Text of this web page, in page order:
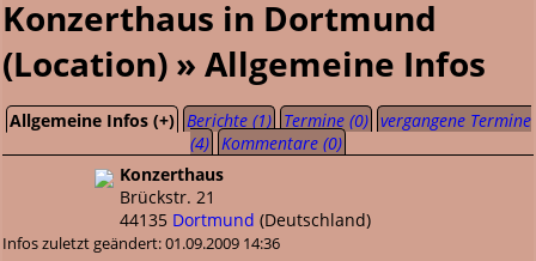
Konzerthaus in Dortmund
(Location) » Allgemeine Infos
Allgemeine Infos (+) Berichte (1) Termine (0) vergangene Termine
(4) Kommentare (0)
Konzerthaus
Brückstr. 21
44135 Dortmund (Deutschland)
Infos zuletzt geändert: 01.09.2009 14:36